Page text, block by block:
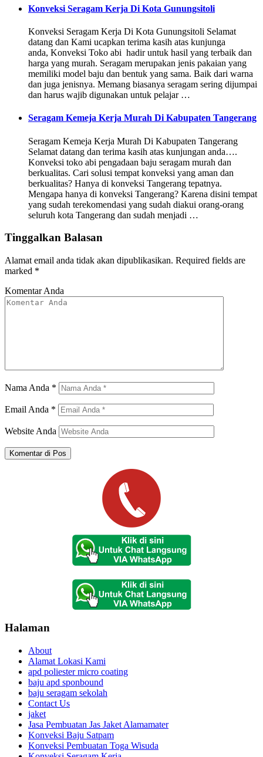
Konveksi Seragam Kerja Di Kota Gunungsitoli
Konveksi Seragam Kerja Di Kota Gunungsitoli Selamat
datang dan Kami ucapkan terima kasih atas kunjunga
anda, Konveksi Toko abi hadir untuk hasil yang terbaik dan
harga yang murah. Seragam merupakan jenis pakaian yang
memiliki model baju dan bentuk yang sama. Baik dari warna
dan juga jenisnya. Memang biasanya seragam sering dijumpai
dan harus wajib digunakan untuk pelajar …
Seragam Kemeja Kerja Murah Di Kabupaten Tangerang
Seragam Kemeja Kerja Murah Di Kabupaten Tangerang
Selamat datang dan terima kasih atas kunjungan anda….
Konveksi toko abi pengadaan baju seragam murah dan
berkualitas. Cari solusi tempat konveksi yang aman dan
berkualitas? Hanya di konveksi Tangerang tepatnya.
Mengapa hanya di konveksi Tangerang? Karena disini tempat
yang sudah terekomendasi yang sudah diakui orang-orang
seluruh kota Tangerang dan sudah menjadi …
Tinggalkan Balasan
Alamat email anda tidak akan dipublikasikan. Required fields are
marked *
Komentar Anda
Nama Anda *
Email Anda *
Website Anda
Halaman
About
Alamat Lokasi Kami
apd poliester micro coating
baju apd sponbound
baju seragam sekolah
Contact Us
jaket
Jasa Pembuatan Jas Jaket Alamamater
Konveksi Baju Satpam
Konveksi Pembuatan Toga Wisuda